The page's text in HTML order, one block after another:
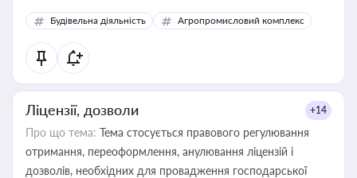
Будівельна діяльність Агропромисловий комплекс
Ліцензії, дозволи +14
Про що тема: Тема стосується правового регулювання
отримання, переоформлення, анулювання ліцензій і
дозволів, необхідних для провадження господарської